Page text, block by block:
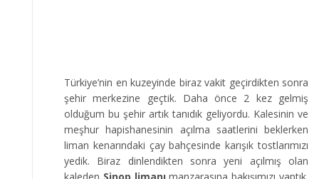
Türkiye’nin en kuzeyinde biraz vakit geçirdikten sonra
şehir merkezine geçtik. Daha önce 2 kez gelmiş
olduğum bu şehir artık tanıdık geliyordu. Kalesinin ve
meşhur hapishanesinin açılma saatlerini beklerken
liman kenarındaki çay bahçesinde karışık tostlarımızı
yedik. Biraz dinlendikten sonra yeni açılmış olan